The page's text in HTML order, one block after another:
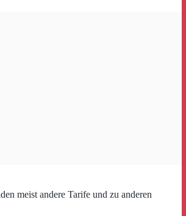
meist andere Tarife und zu anderen